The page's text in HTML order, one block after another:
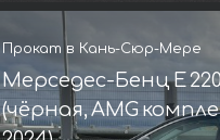
Прокат в Кань-Сюр-Мере
Мерседес-Бенц E
(чёрная, AMG